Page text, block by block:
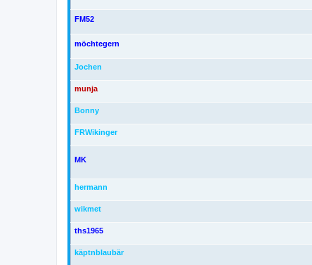
FM52
möchtegern
Jochen
munja
Bonny
FRWikinger
MK
hermann
wikmet
ths1965
käptnblaubär